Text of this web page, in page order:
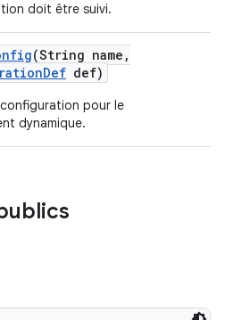
doit être suivi.
(String name ,
Def def)
pour le
dynamique.